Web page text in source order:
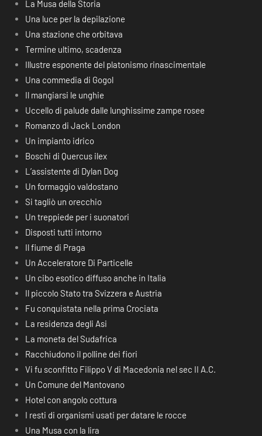
La Musa della Storia
Una luce per la depilazione
Una stazione che orbitava
Termine ultimo, scadenza
Illustre esponente del platonismo rinascimentale
Una commedia di Gogol
Il mangiarsi le unghie
Uccello di palude dalle lunghissime zampe rosee
Romanzo di Jack London
Un impianto idrico
Boschi di Quercus ilex
L’assistente di Dylan Dog
Un formaggio valdostano
Si tagliò un orecchio
Un treppiede per i suonatori
Disposti tutti intorno
Il fiume di Praga
Un Acceleratore Di Particelle
Un cibo esotico diffuso anche in Italia
Il piccolo Stato tra Svizzera e Austria
Fu conquistata nella prima Crociata
La residenza degli Asi
La moneta del Sudafrica
Racchiudono il polline dei fiori
Vi fu sconfitto Filippo V di Macedonia nel sec II A.C.
Un Comune del Mantovano
Hotel con angolo cottura
I resti di organismi usati per datare le rocce
Una Musa con la lira